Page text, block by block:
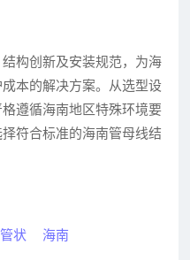
构创新及安装规范，为海
本的解决方案。从选型设
遵循海南地区特殊环境要
符合标准的海南管母线结
管状 海南